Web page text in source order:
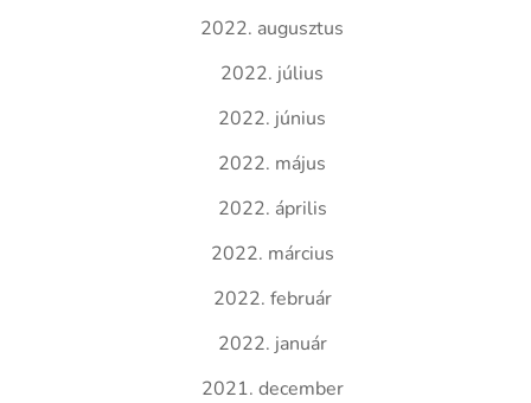
2022. augusztus
2022. július
2022. június
2022. május
2022. április
2022. március
2022. február
2022. január
2021. december